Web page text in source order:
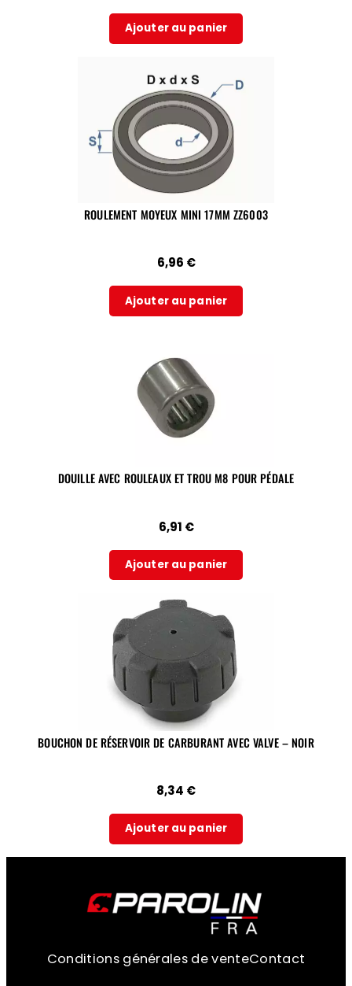
Ajouter au panier
ROULEMENT MOYEUX MINI 17MM ZZ6003
6,96 €
Ajouter au panier
DOUILLE AVEC ROULEAUX ET TROU M8 POUR PÉDALE
6,91 €
Ajouter au panier
BOUCHON DE RÉSERVOIR DE CARBURANT AVEC VALVE – NOIR
8,34 €
Ajouter au panier
Conditions générales de venteContact